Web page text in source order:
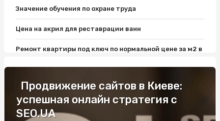
Значение обучения по охране труда
Цена на акрил для реставрации ванн
Ремонт квартиры под ключ по нормальной цене за м2 в
удовольствие от вождения
Електронний страховий поліс: поради фахівців
Продвижение сайтов в Киеве:
успешная онлайн стратегия с
SEO.UA